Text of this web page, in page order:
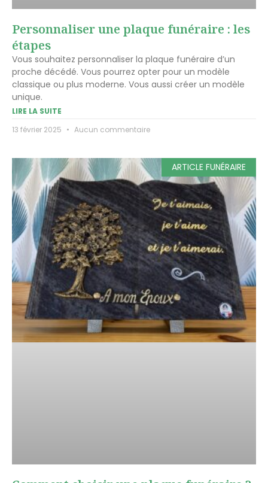
Personnaliser une plaque funéraire : les
étapes
Vous souhaitez personnaliser la plaque funéraire d’un
proche décédé. Vous pourrez opter pour un modèle
classique ou plus moderne. Vous aussi créer un modèle
unique.
LIRE LA SUITE
13 février 2025
Aucun commentaire
ARTICLE FUNÉRAIRE